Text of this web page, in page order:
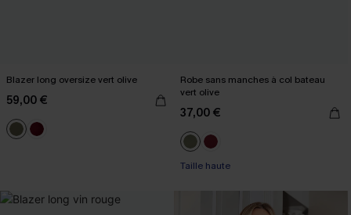
Blazer long oversize vert olive
59,00 €
Robe sans manches à col bateau
vert olive
37,00 €
Taille haute